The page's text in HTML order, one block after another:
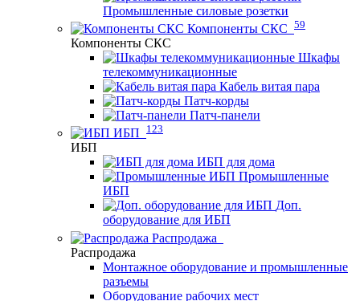
Промышленные силовые розетки
Компоненты СКС 59
Компоненты СКС
Шкафы
телекоммуникационные
Кабель витая пара
Патч-корды
Патч-панели
ИБП
123
ИБП
ИБП для дома
Промышленные
ИБП
Доп.
оборудование для ИБП
Распродажа
Распродажа
Монтажное оборудование и промышленные
разъемы
Оборудование рабочих мест